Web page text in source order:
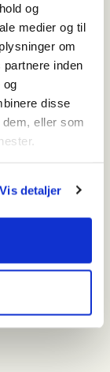
og
medier og til
om
inden
og
disse
eller som
Vis detaljer